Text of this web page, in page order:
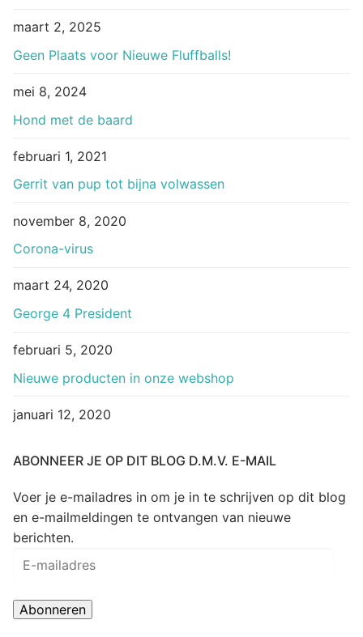
maart 2, 2025
Geen Plaats voor Nieuwe Fluffballs!
mei 8, 2024
Hond met de baard
februari 1, 2021
Gerrit van pup tot bijna volwassen
november 8, 2020
Corona-virus
maart 24, 2020
George 4 President
februari 5, 2020
Nieuwe producten in onze webshop
januari 12, 2020
ABONNEER JE OP DIT BLOG D.M.V. E-MAIL
Voer je e-mailadres in om je in te schrijven op dit blog
en e-mailmeldingen te ontvangen van nieuwe
berichten.
E-
Abonneren